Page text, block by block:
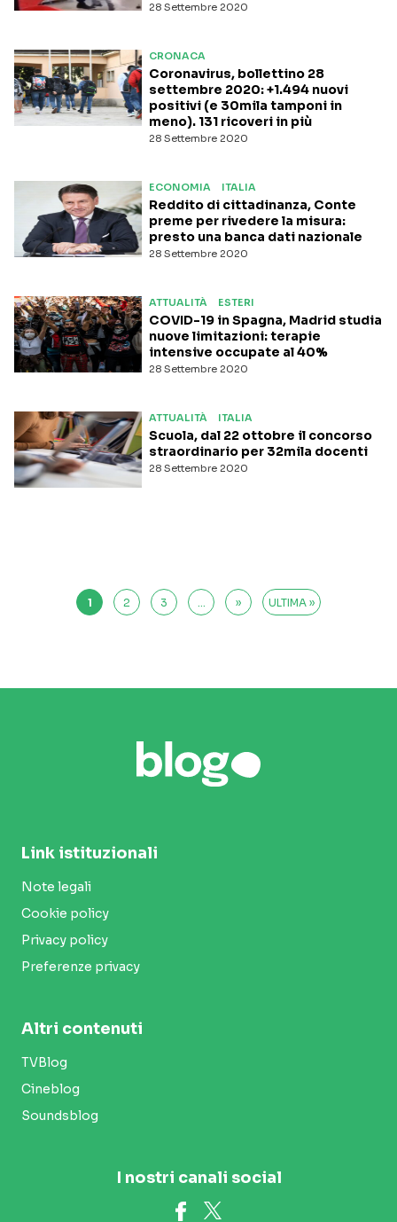
28 Settembre 2020
CRONACA
28 Settembre 2020
Coronavirus, bollettino 28
settembre 2020: +1.494 nuovi
positivi (e 30mila tamponi in
meno). 131 ricoveri in più
ECONOMIA ITALIA
28 Settembre 2020
Reddito di cittadinanza, Conte
preme per rivedere la misura:
presto una banca dati nazionale
ATTUALITÀ ESTERI
28 Settembre 2020
COVID-19 in Spagna, Madrid studia
nuove limitazioni: terapie
intensive occupate al 40%
ATTUALITÀ ITALIA
28 Settembre 2020
Scuola, dal 22 ottobre il concorso
straordinario per 32mila docenti
1 2 3 » ULTIMA »
Link istituzionali
Note legali
Cookie policy
Privacy policy
Preferenze privacy
Altri contenuti
TVBlog
Cineblog
Soundsblog
I nostri canali social